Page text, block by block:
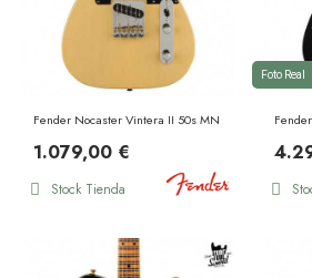
Fender Nocaster Vintera II 50s MN Blackguard
1.079,00 €
Stock Tienda
Foto Real